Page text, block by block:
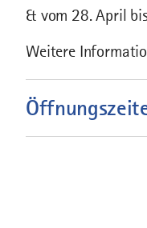
& vom 28. April
Weitere